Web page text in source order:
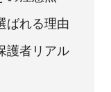
ばれる理由
護者リアル